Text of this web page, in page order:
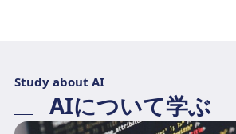
Study about AI
AIについて学ぶ